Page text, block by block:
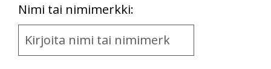
Nimi tai nimimerkki:
Name
and